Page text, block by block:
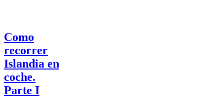
Como
recorrer
Islandia en
coche.
Parte I